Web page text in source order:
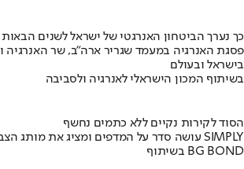
כך נערך הביטחון האנרגטי של ישראל לשנים הבאות
פסגת האנרגיה במעמד שגריר ארה"ב, שר האנרגיה
בישראל ובעולם
בשיתוף המכון הישראלי לאנרגיה ולסביבה
הסוד לקירות נקיים ללא כתמים נחשף
מומחה BG BOND עושה סדר על המדפים ומציג את מותג הצבע SIMPLY
בשיתוף BG BOND